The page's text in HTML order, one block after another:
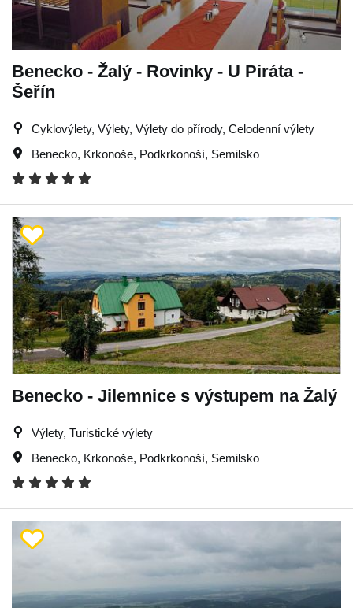
Benecko - Žalý - Rovinky - U Piráta -
Šeřín
Cyklovýlety, Výlety, Výlety do přírody, Celodenní výlety
Benecko, Krkonoše, Podkrkonoší, Semilsko
Benecko - Jilemnice s výstupem na Žalý
Výlety, Turistické výlety
Benecko, Krkonoše, Podkrkonoší, Semilsko